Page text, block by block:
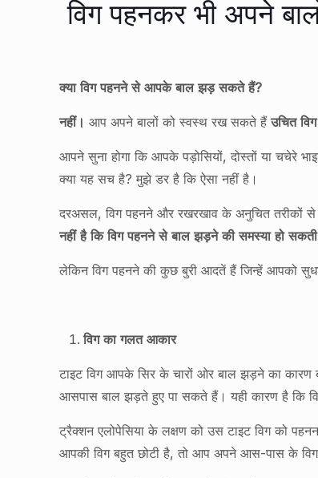
विग पहनकर भी अपने
क्या विग पहनने से आपके बाल झड़ सकते हैं?
नहीं। आप अपने बालों को स्वस्थ रख सकते हैंउचित
आपने सुना होगा कि आपके पड़ोसियों, दोस्तों या चचेरे
क्या यह सच है? मुझे डर है कि ऐसा नहीं है।
दरअसल, विग पहनने और रखरखाव के अनुचित तरीकों
नहीं है कि विग पहनने से बाल झड़ने की समस्या हो
लेकिन विग पहनने की कुछ बुरी आदतें हैं जिन्हें आपको
विग का गलत आकार
टाइट विग आपके सिर के चारों ओर बाल झड़ने का
आसपास बाल झड़ते हुए पा सकते हैं। यही कारण है कि
ट्रैक्शन एलोपेसिया के लक्षण को उस टाइट विग को
आपकी विग बहुत छोटी है, तो आप अपने आस-पास के